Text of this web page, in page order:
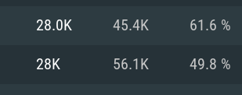
28.0K 45.4K 61.6 %
28K 56.1K 49.8 %